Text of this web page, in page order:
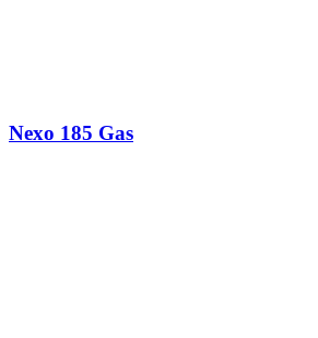
Nexo 185 Gas